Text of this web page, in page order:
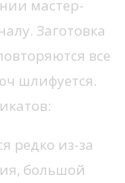
мастер-
Заготовка
все
шлифуется.
редко из-за
большой